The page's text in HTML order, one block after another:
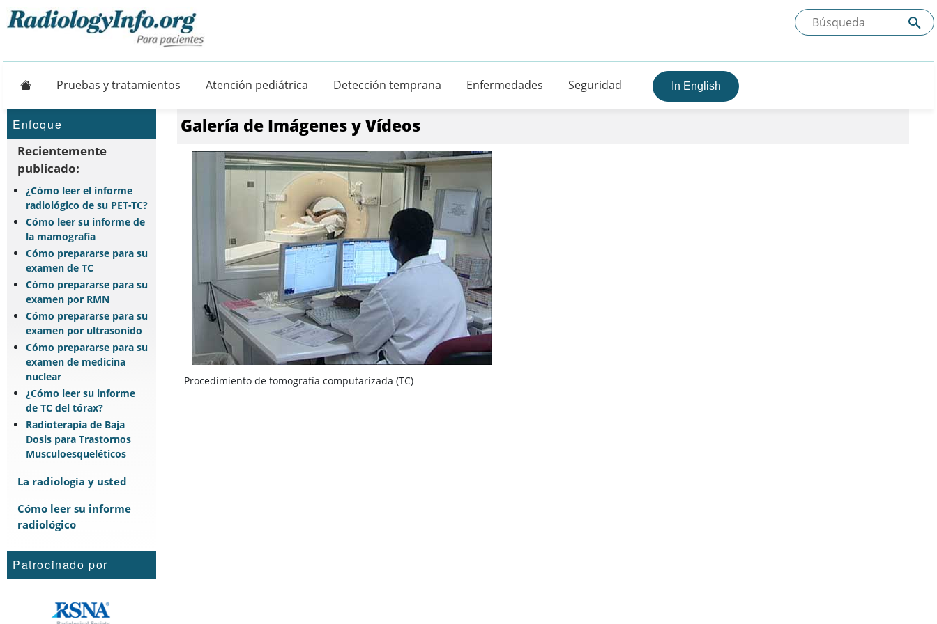
Pruebas y tratamientos Atención pediátrica Detección temprana Enfermedades Seguridad In English
Enfoque
Recientemente
publicado:
¿Cómo leer el informe
radiológico de su PET-TC?
Cómo leer su informe de
la mamografía
Cómo prepararse para su
examen de TC
Cómo prepararse para su
examen por RMN
Cómo prepararse para su
examen por ultrasonido
Cómo prepararse para su
examen de medicina
nuclear
¿Cómo leer su informe
de TC del tórax?
Radioterapia de Baja
Dosis para Trastornos
Musculoesqueléticos
La radiología y usted
Cómo leer su informe
radiológico
Patrocinado por
Galería de Imágenes y Vídeos
Procedimiento de tomografía computarizada (TC)